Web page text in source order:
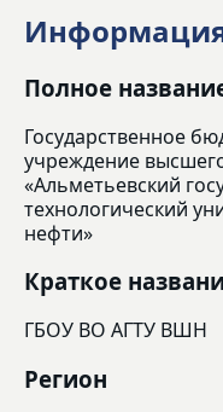
Полное
Государственное
учреждение
«Альметьевский
технологический
нефти»
Краткое
ГБОУ ВО АГТУ ВШН
Регион